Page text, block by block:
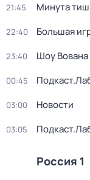
21:45 Минута
22:40 Большая
23:40 Шоу Вована
00:45
03:00 Новости
03:05
Россия 1